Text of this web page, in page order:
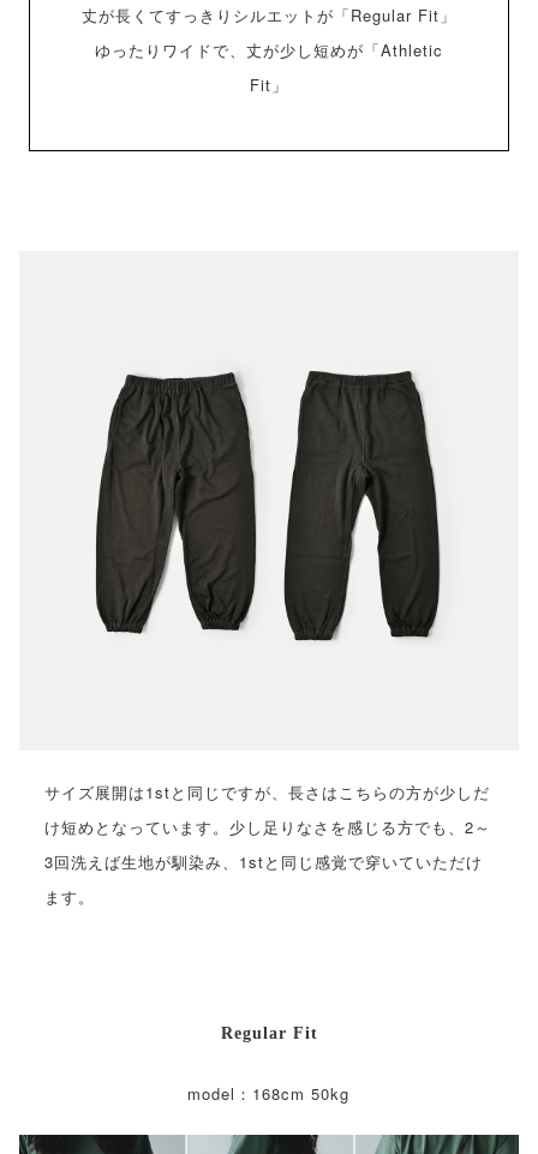
丈が長くてすっきりシルエットが「Regular Fit」
ゆったりワイドで、丈が少し短めが「Athletic
Fit」
サイズ展開は1stと同じですが、長さはこちらの方が少しだ
け短めとなっています。少し足りなさを感じる方でも、2～
3回洗えば生地が馴染み、1stと同じ感覚で穿いていただけ
ます。
Regular Fit
model：168cm 50kg